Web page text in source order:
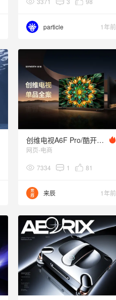
particle 1年前
创维电视A6F Pro/酷开C20 AI闺蜜机电商详情视觉升级
网页-电商
7334 1 81
来辰 1年前